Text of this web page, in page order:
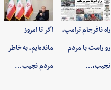
راه نافرجام ترامپ،
رو راست با مردم
نجیب،…
اگر تا امروز
مانده‌ایم، به‌خاطر
مردم نجیب…